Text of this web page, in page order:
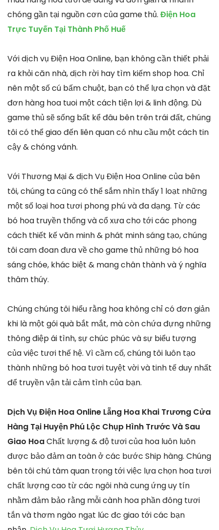
chóng gần tại nguồn cơn của game thủ. Điện Hoa
Trực Tuyến Tại Thành Phố Huế
Với dịch vụ Điện Hoa Online, bạn không cần thiết phải
ra khỏi căn nhà, dịch rời hay tìm kiếm shop hoa. Chỉ
nên một số cú bấm chuột, bạn có thể lựa chọn và đặt
đơn hàng hoa tuoi một cách tiện lợi & linh động. Dù
game thủ sẽ sống bất kể đâu bên trên trái đất, chúng
tôi có thể giao đến liên quan có nhu cầu một cách tin
cậy & chóng vánh.
Với Thương Mại & dịch Vụ Điện Hoa Online của bên
tôi, chúng ta cũng có thể sắm nhìn thấy 1 loạt những
một số loại hoa tươi phong phú và đa dạng. Từ các
bó hoa truyền thống và cổ xưa cho tới các phong
cách thiết kế văn minh & phát minh sáng tạo, chúng
tôi cam đoan đưa về cho game thủ những bó hoa
sáng chóe, khác biệt & mang chân thành và ý nghĩa
thâm thúy.
Chúng chúng tôi hiểu rằng hoa không chỉ có đơn giản
khi là một gói quà bắt mắt, mà còn chứa đựng những
thông điệp ái tình, sự chúc phúc và sự biểu tượng
của việc tươi thế hệ. Vì cầm cố, chúng tôi luôn tạo
thành những bó hoa tươi tuyệt vời và tinh tế duy nhất
để truyền vận tải cảm tình của bạn.
Dịch Vụ Điện Hoa Online Lẵng Hoa Khai Trương Cửa
Hàng Tại Huyện Phú Lộc Chụp Hình Trước Và Sau
Giao HoaChất lượng & độ tươi của hoa luôn luôn
được bảo đảm an toàn ở các bước Ship hàng. Chúng
bên tôi chú tâm quan trọng tới việc lựa chọn hoa tươi
chất lượng cao từ các ngôi nhà cung ứng uy tín
nhằm đảm bảo rằng mỗi cành hoa phần đông tươi
tắn và thơm ngào ngạt lúc đc giao tới các bạn